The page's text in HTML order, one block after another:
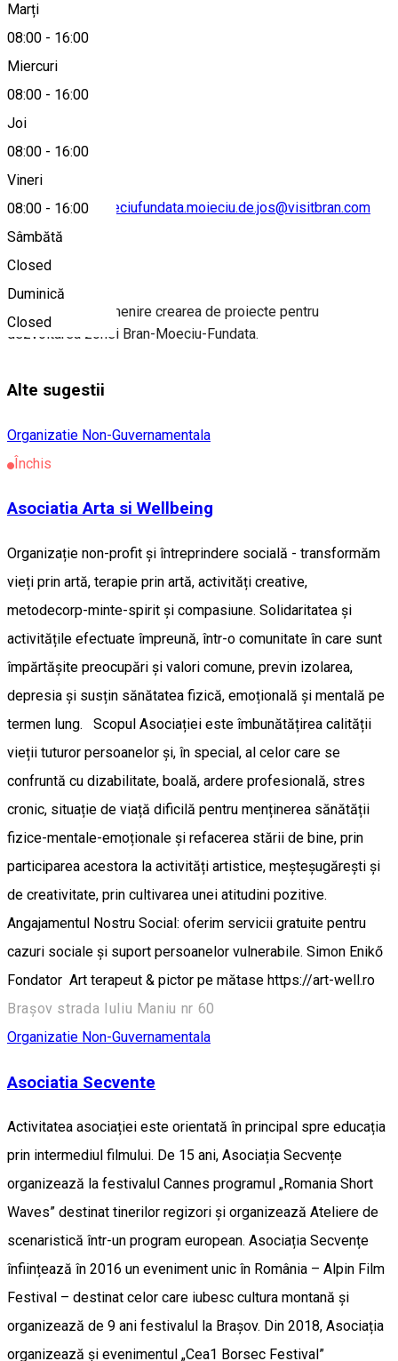
Marți
08:00 - 16:00
Miercuri
08:00 - 16:00
Joi
08:00 - 16:00
Vineri
08:00 - 16:00
Sâmbătă
Closed
Duminică
Closed
Hartă
asociatia.branmoeciufundata.moieciu.de.jos@visitbran.com
Despre
Asociaţia are ca menire crearea de proiecte pentru
dezvoltarea zonei Bran-Moeciu-Fundata.
Alte sugestii
Organizatie Non-Guvernamentala
Închis
Asociatia Arta si Wellbeing
Organizație non-profit și întreprindere socială - transformăm
vieți prin artă, terapie prin artă, activități creative,
metodecorp-minte-spirit și compasiune. Solidaritatea și
activitățile efectuate împreună, într-o comunitate în care sunt
împărtășite preocupări și valori comune, previn izolarea,
depresia și susțin sănătatea fizică, emoțională și mentală pe
termen lung. Scopul Asociației este îmbunătățirea calității
vieții tuturor persoanelor și, în special, al celor care se
confruntă cu dizabilitate, boală, ardere profesională, stres
cronic, situație de viață dificilă pentru menținerea sănătății
fizice-mentale-emoționale și refacerea stării de bine, prin
participarea acestora la activități artistice, meșteșugărești și
de creativitate, prin cultivarea unei atitudini pozitive.
Angajamentul Nostru Social: oferim servicii gratuite pentru
cazuri sociale și suport persoanelor vulnerabile. Simon Enikő
Fondator Art terapeut & pictor pe mătase https://art-well.ro
Brașov strada Iuliu Maniu nr 60
Organizatie Non-Guvernamentala
Asociatia Secvente
Activitatea asociației este orientată în principal spre educația
prin intermediul filmului. De 15 ani, Asociația Secvențe
organizează la festivalul Cannes programul „Romania Short
Waves” destinat tinerilor regizori și organizează Ateliere de
scenaristică într-un program european. Asociația Secvențe
înființează în 2016 un eveniment unic în România – Alpin Film
Festival – destinat celor care iubesc cultura montană și
organizează de 9 ani festivalul la Brașov. Din 2018, Asociația
organizează și evenimentul „Cea1 Borsec Festival”